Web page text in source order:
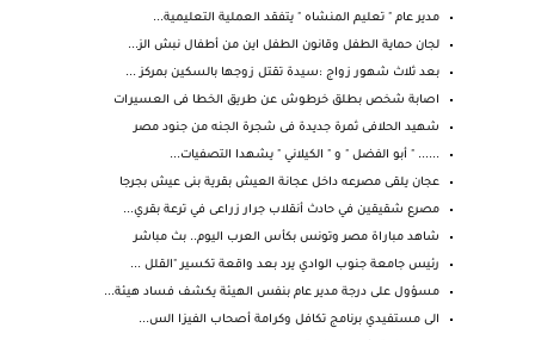
مدير عام " تعليم المنشاه " يتفقد العملية التعليمية...
لجان حماية الطفل وقانون الطفل اين من أطفال نبش الز...
بعد ثلاث شهور زواج :سيدة تقتل زوجها بالسكين بمركز ...
اصابة شخص بطلق خرطوش عن طريق الخطا فى العسيرات
شهيد الحلافى ثمرة جديدة فى شجرة الجنه من جنود مصر
...... " أبو الفضل " و " الكيلاني " يشهدا التصفيات...
عجان يلقى مصرعه داخل عجانة العيش بقرية بنى عيش بجرجا
مصرع شقيقين في حادث أنقلاب جرار زراعى في ترعة بقري...
شاهد مباراة مصر وتونس بكأس العرب اليوم.. بث مباشر
رئيس جامعة جنوب الوادي يرد بعد واقعة تكسير "القلل ...
مسؤول على درجة مدير عام بنفس الهيئة يكشف فساد هيئة...
الى مستفيدي برنامج تكافل وكرامة أصحاب الفيزا الس...